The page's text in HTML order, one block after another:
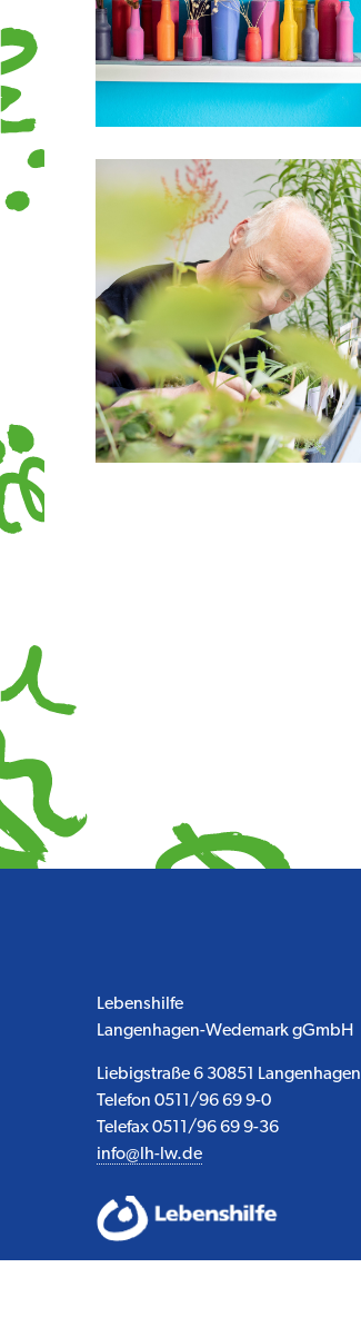
Lebenshilfe
Langenhagen-Wedemark gGmbH
Liebigstraße 6 30851 Langenhagen
Telefon 0511/96 69 9-0
Telefax 0511/96 69 9-36
info@lh-lw.de